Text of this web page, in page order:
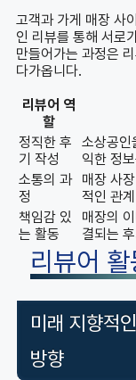
고객과 가게 매장 사
인 리뷰를 통해 서로
만들어가는 과정은
다가옵니다.
리뷰어 역
할
정직한 후
기 작성
소상공인
익한 정
소통의 과
정
매장 사
적인 관
책임감 있
는 활동
매장의
결되는
리뷰어 활
미래 지향적
방향